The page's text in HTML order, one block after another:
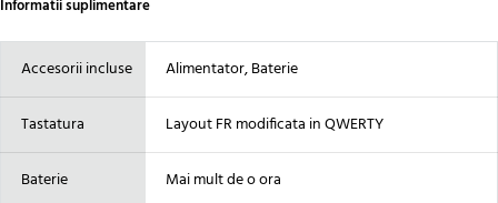
Informatii suplimentare
Accesorii incluse Alimentator, Baterie
Tastatura Layout FR modificata in QWERTY
Baterie Mai mult de o ora